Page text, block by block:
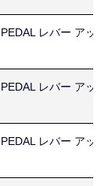
レバー ア
レバー ア
レバー ア